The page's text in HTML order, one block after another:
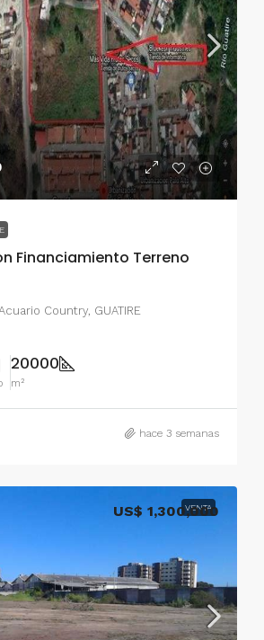
Financiamiento Terreno
Country, GUATIRE
20000
m²
hace 3 semanas
VENTA
US$ 1,300,000